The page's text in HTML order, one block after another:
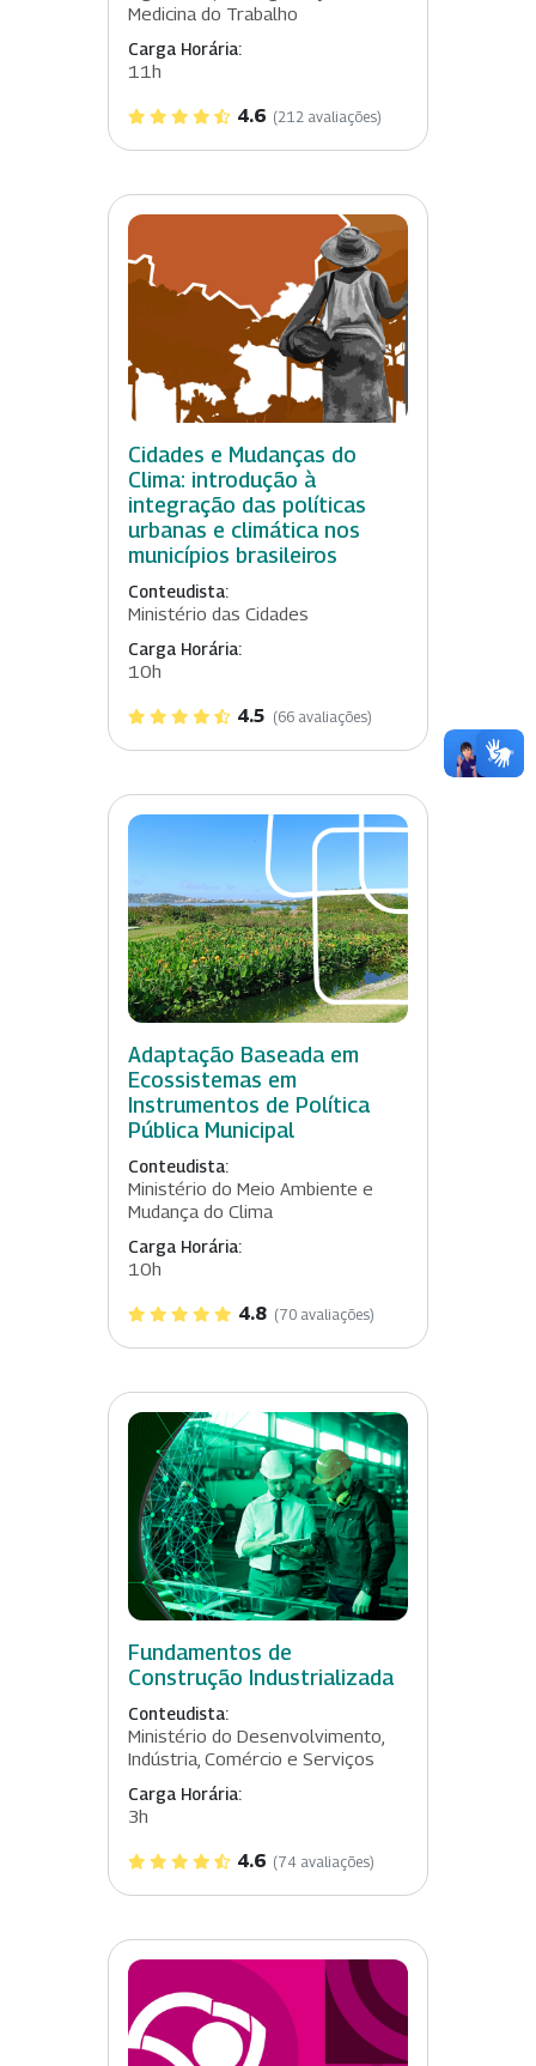
Medicina do Trabalho
Carga Horária:
11h
4.6 (212 avaliações)
Cidades e Mudanças do
Clima: introdução à
integração das políticas
urbanas e climática nos
municípios brasileiros
Conteudista:
Ministério das Cidades
Carga Horária:
10h
4.5 (66 avaliações)
Adaptação Baseada em
Ecossistemas em
Instrumentos de Política
Pública Municipal
Conteudista:
Ministério do Meio Ambiente e
Mudança do Clima
Carga Horária:
10h
4.8 (70 avaliações)
Fundamentos de
Construção Industrializada
Conteudista:
Ministério do Desenvolvimento,
Indústria, Comércio e Serviços
Carga Horária:
3h
4.6 (74 avaliações)